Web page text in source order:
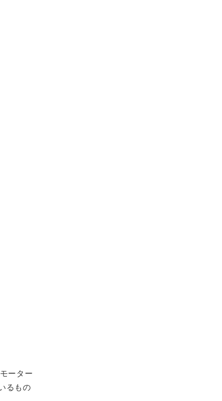
ーター
るもの